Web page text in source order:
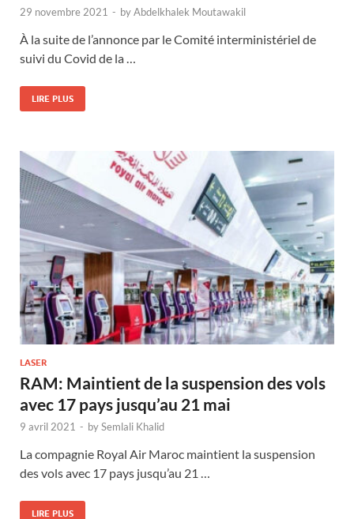
29 novembre 2021 - byAbdelkhalek Moutawakil
À la suite de l’annonce par le Comité interministériel de
suivi du Covid de la …
LIRE PLUS
LASER
RAM: Maintient de la suspension des vols
avec 17 pays jusqu’au 21 mai
9 avril 2021 - bySemlali Khalid
La compagnie Royal Air Maroc maintient la suspension
des vols avec 17 pays jusqu’au 21 …
LIRE PLUS